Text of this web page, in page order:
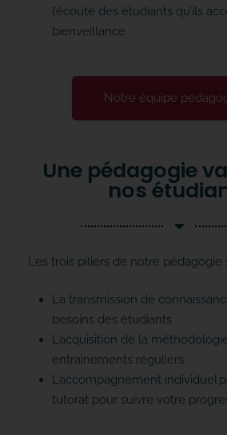
l’écoute des étudiants qu’ils
bienveillance
Notre équipe
Une pédagogie
nos
Les trois piliers de notre pédagogie
La transmission de
besoins des étudiants
L’acquisition de la
entrainements réguliers
L’accompagnement individuel
tutorat pour suivre votre